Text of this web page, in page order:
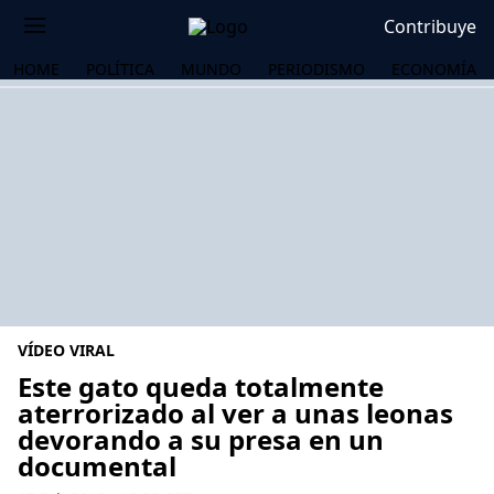
Contribuye
HOME POLÍTICA MUNDO PERIODISMO ECONOMÍA
VÍDEO VIRAL
Este gato queda totalmente
aterrorizado al ver a unas leonas
devorando a su presa en un
documental